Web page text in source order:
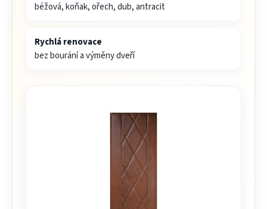
béžová, koňak, ořech, dub, antracit
Rychlá renovace
bez bourání a výměny dveří